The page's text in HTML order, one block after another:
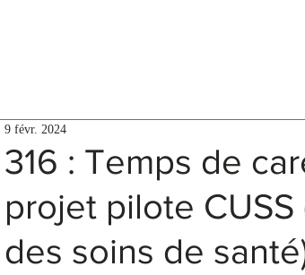
316 : Temps de
projet pilote
des soins de
9 févr. 2024